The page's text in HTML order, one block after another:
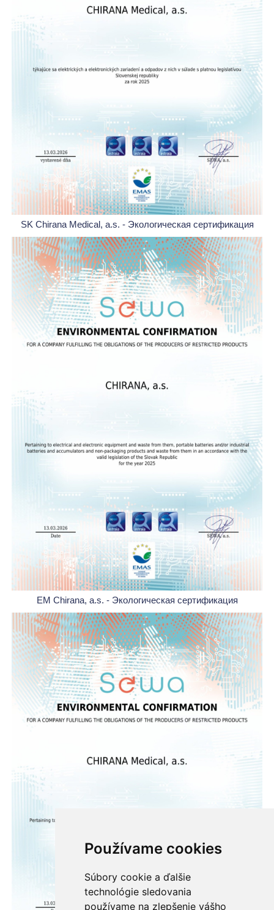
Používame cookies
Súbory cookie a ďalšie
technológie sledovania
používame na zlepšenie vášho
SK Chirana Medical, a.s. - Экологическая сертификация
EM Chirana, a.s. - Экологическая сертификация